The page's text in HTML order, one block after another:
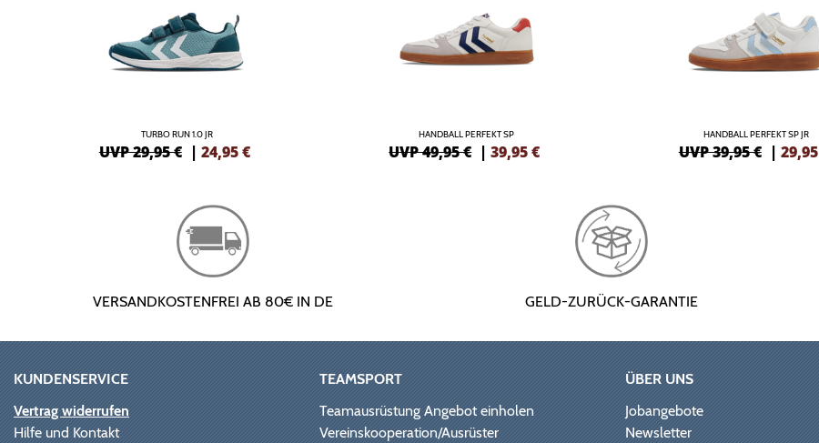
TURBO RUN 1.0 JR
UVP 29,95 € | 24,95€
HANDBALL PERFEKT SP
UVP 49,95 € |39,95€
HANDBALL PERFEKT SP JR
UVP 39,95 € | 29,95
VERSANDKOSTENFREI AB 80€ IN DE GELD-ZURÜCK-GARANTIE
KUNDENSERVICE
Vertrag widerrufen
Hilfe und Kontakt
TEAMSPORT
Teamausrüstung Angebot einholen
Vereinskooperation/Ausrüster
ÜBER UNS
Jobangebote
Newsletter